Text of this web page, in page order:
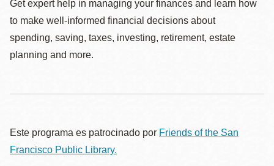
Get expert help in managing your finances and learn how
to make well-informed financial decisions about
spending, saving, taxes, investing, retirement, estate
planning and more.
Este programa es patrocinado por Friends of the San
Francisco Public Library.